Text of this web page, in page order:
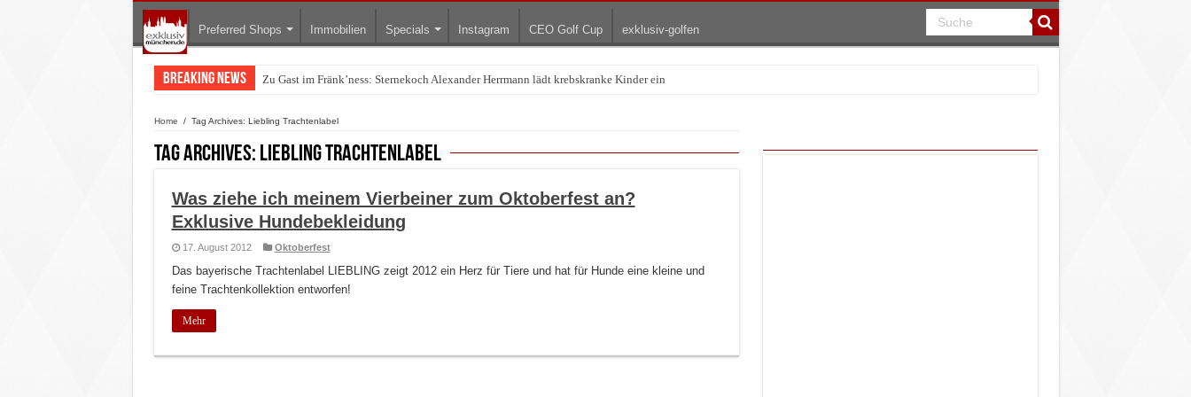
Preferred Shops Immobilien Specials Instagram CEO Golf Cup exklusiv-golfen
Breaking News Zu Gast im Fränk’ness: Sternekoch Alexander Herrmann lädt krebskranke Kinder ein
Home / Tag Archives: Liebling Trachtenlabel
Tag Archives: Liebling Trachtenlabel
Was ziehe ich meinem Vierbeiner zum Oktoberfest an?
Exklusive Hundebekleidung
17. August 2012 Oktoberfest
Das bayerische Trachtenlabel LIEBLING zeigt 2012 ein Herz für Tiere und hat für Hunde eine kleine und
feine Trachtenkollektion entworfen!
Mehr